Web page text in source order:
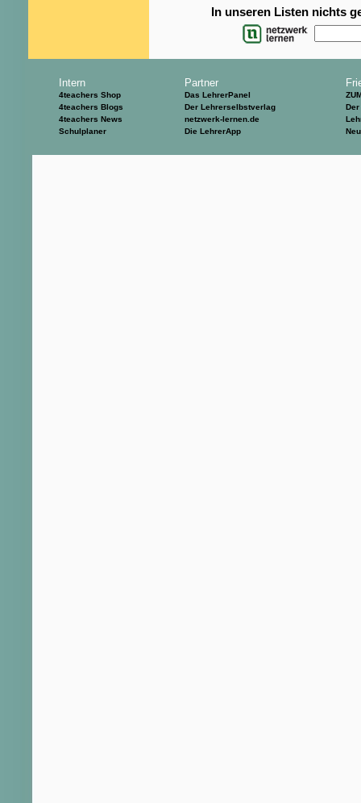
In unseren Listen nichts
Intern
4teachers Shop
4teachers Blogs
4teachers News
Schulplaner
Partner
Das LehrerPanel
Der Lehrerselbstverlag
netzwerk-lernen.de
Die LehrerApp